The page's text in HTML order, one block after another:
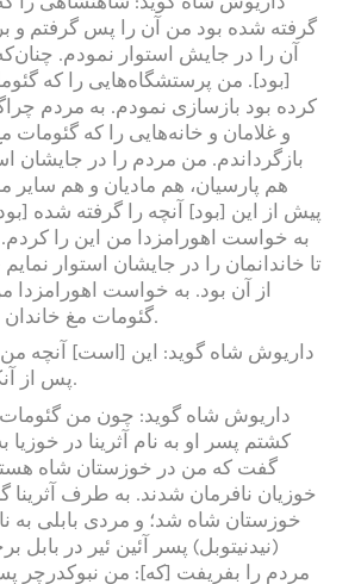
گرفته شده بود من آن را پس گرفتم و
آن را در جایش استوار نمودم.
[بود]. من پرستشگاه‌هایی را که
کرده بود بازسازی نمودم. به مردم
و غلامان و خانه‌هایی را که گئومات
بازگرداندم. من مردم را در جایشان
هم پارسیان، هم مادیان و هم سایر
پیش از این [بود] آنچه را گرفته شده
به خواست اهورامزدا من این را
تا خاندانمان را در جایشان استوار
از آن بود. به خواست اهورامزدا
گئومات مغ خاندان ما را برنگیرد.
پس از آنکه شاه شدم.
کشتم پسر او به نام آثرینا در خوزیا
گفت که من در خوزستان شاه
خوزیان نافرمان شدند. به طرف آثرینا
خوزستان شاه شد؛ و مردی بابلی به
(نیدنیتوبل) پسر آئین ئیر در بابل
مردم را بفریفت [که]: من نبوکدرچر